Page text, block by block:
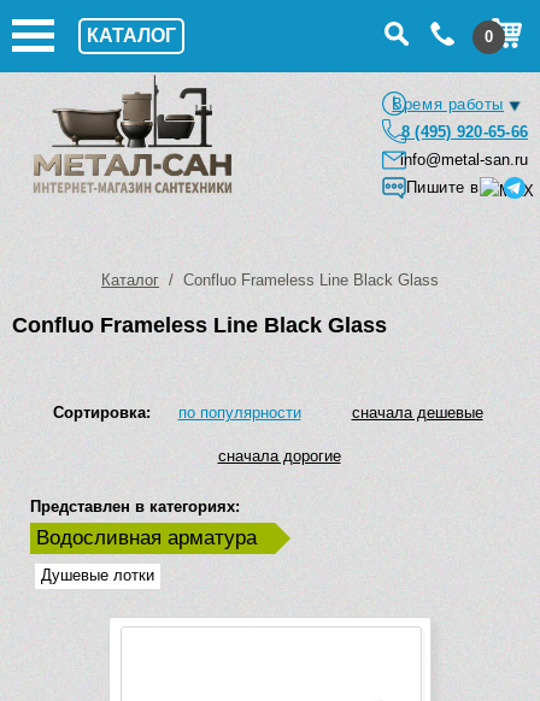
КАТАЛОГ 0
Время работы
8 (495) 920-65-66
info@metal-san.ru
Пишите в
Каталог / Confluo Frameless Line Black Glass
Confluo Frameless Line Black Glass
Сортировка: по популярности сначала дешевые
сначала дорогие
Представлен в категориях:
Водосливная арматура
Душевые лотки